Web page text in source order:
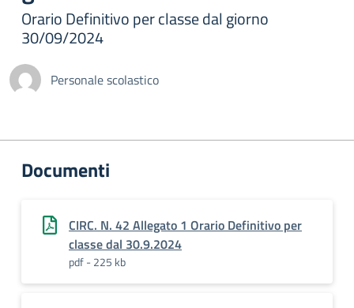
Orario Definitivo per classe dal giorno
30/09/2024
Personale scolastico
Documenti
CIRC. N. 42 Allegato 1 Orario Definitivo per
classe dal 30.9.2024
pdf - 225 kb